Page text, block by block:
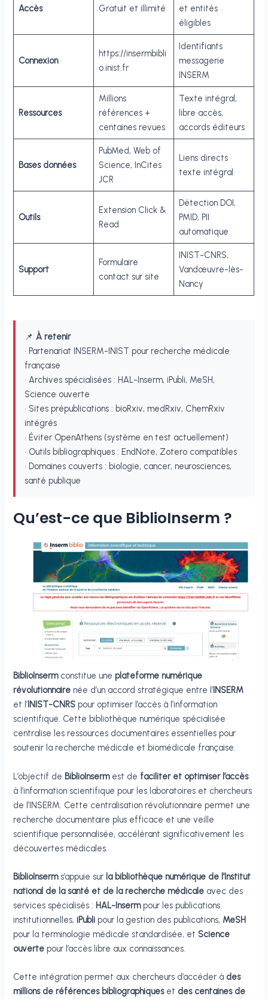
Accès Gratuit et illimité
et entités
éligibles
Connexion
https://insermbibli
o.inist.fr
Identifiants
messagerie
INSERM
Ressources
Millions
références +
centaines revues
Texte intégral,
libre accès,
accords éditeurs
Bases données
PubMed, Web of
Science, InCites
JCR
Liens directs
texte intégral
Outils
Extension Click &
Read
Détection DOI,
PMID, PII
automatique
Support
Formulaire
contact sur site
INIST-CNRS,
Vandœuvre-lès-
Nancy
📌À retenir
• Partenariat INSERM-INIST pour recherche médicale
française
• Archives spécialisées : HAL-Inserm, iPubli, MeSH,
Science ouverte
• Sites prépublications : bioRxiv, medRxiv, ChemRxiv
intégrés
• Éviter OpenAthens (système en test actuellement)
• Outils bibliographiques : EndNote, Zotero compatibles
• Domaines couverts : biologie, cancer, neurosciences,
santé publique
Qu’est-ce que BiblioInserm ?
BiblioInsermconstitue une plateforme numérique
révolutionnaire née d’un accord stratégique entre l’ INSERM
et l’ INIST-CNRS pour optimiser l’accès à l’information
scientifique. Cette bibliothèque numérique spécialisée
centralise les ressources documentaires essentielles pour
soutenir la recherche médicale et biomédicale française.
L’objectif de BiblioInsermest de faciliter et optimiser l’accès
à l’information scientifique pour les laboratoires et chercheurs
de l’INSERM. Cette centralisation révolutionnaire permet une
recherche documentaire plus efficace et une veille
scientifique personnalisée, accélérant significativement les
découvertes médicales.
BiblioInserms’appuie sur la bibliothèque numérique de l’Institut
national de la santé et de la recherche médicale avec des
services spécialisés : HAL-Insermpour les publications
institutionnelles,iPubli pour la gestion des publications, MeSH
pour la terminologie médicale standardisée, et Science
ouverte pour l’accès libre aux connaissances.
Cette intégration permet aux chercheurs d’accéder à des
millions de références bibliographiqueset des centaines de